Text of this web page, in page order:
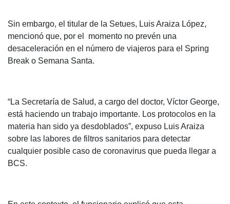
Sin embargo, el titular de la Setues, Luis Araiza López,
mencionó que, por el momento no prevén una
desaceleración en el número de viajeros para el Spring
Break o Semana Santa.
“La Secretaría de Salud, a cargo del doctor, Víctor George,
está haciendo un trabajo importante. Los protocolos en la
materia han sido ya desdoblados”, expuso Luis Araiza
sobre las labores de filtros sanitarios para detectar
cualquier posible caso de coronavirus que pueda llegar a
BCS.